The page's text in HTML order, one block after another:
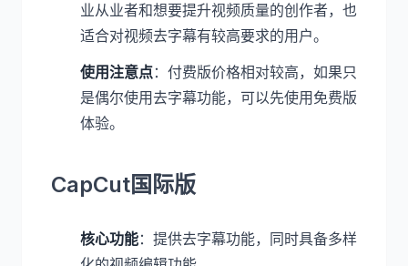
业从业者和想要提升视频质量的创作者，也
适合对视频去字幕有较高要求的用户。
使用注意点：付费版价格相对较高，如果只
是偶尔使用去字幕功能，可以先使用免费版
体验。
CapCut国际版
核心功能：提供去字幕功能，同时具备多样